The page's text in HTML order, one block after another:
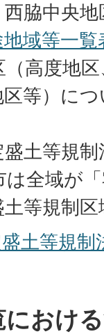
脇中央
地域等一覧
高度地
等）に
土等規
全域が
等規制
土等規
おけ